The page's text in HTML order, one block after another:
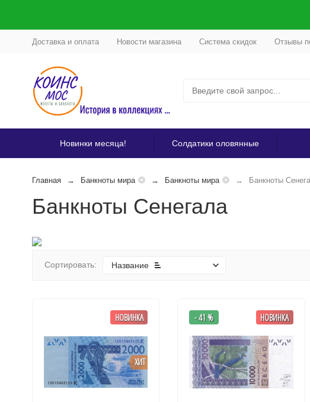
Доставка и оплата Новости магазина Система скидок Отзывы
Новинки месяца! Солдатики оловянные
Главная Банкноты мира Банкноты мира Банкноты
Банкноты Сенегала
Сортировать: Название
ХИТ
НОВИНКА - 41 % НОВИНКА